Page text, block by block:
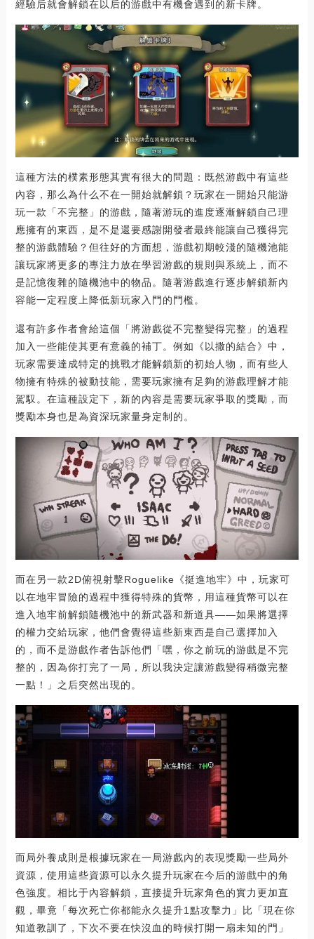
經驗后就會解鎖在以后的游戲中有機會遇到的新卡牌。
這種方法的樸素形態其實有很大的問題：既然游戲中有這些
內容，那么為什么不在一開始就解鎖？玩家在一開始只能游
玩一款「不完整」的游戲，隨著游玩的進度逐漸解鎖自己理
應擁有的東西，是不是還要感謝開發者最終能讓自己獲得完
整的游戲體驗？但往好的方面想，游戲初期較淺的隨機池能
讓玩家將更多的專注力放在學習游戲的規則與系統上，而不
是記憶復雜的隨機池中的物品。隨著游戲進行逐步解鎖新內
容能一定程度上降低新玩家入門的門檻。
還有許多作者會給這個「將游戲從不完整變得完整」的過程
加入一些能使其更有意義的補丁。例如《以撒的結合》中，
玩家需要達成特定的挑戰才能解鎖新的初始人物，而有些人
物擁有特殊的被動技能，需要玩家擁有足夠的游戲理解才能
駕馭。在這種設定下，新的內容是需要玩家爭取的獎勵，而
獎勵本身也是為資深玩家量身定制的。
而在另一款2D俯視射擊Roguelike《挺進地牢》中，玩家可
以在地牢冒險的過程中獲得特殊的貨幣，用這種貨幣可以在
進入地牢前解鎖隨機池中的新武器和新道具——如果將選擇
的權力交給玩家，他們會覺得這些新東西是自己選擇加入
的，而不是游戲作者告訴他們「嘿，你之前玩的游戲是不完
整的，因為你打完了一局，所以我決定讓游戲變得稍微完整
一點！」之后突然出現的。
而局外養成則是根據玩家在一局游戲內的表現獎勵一些局外
資源，使用這些資源可以永久提升玩家在今后的游戲中的角
色強度。相比于內容解鎖，直接提升玩家角色的實力更加直
觀，畢竟「每次死亡你都能永久提升1點攻擊力」比「現在你
知道教訓了，下次不要在快沒血的時候打開一扇未知的門」